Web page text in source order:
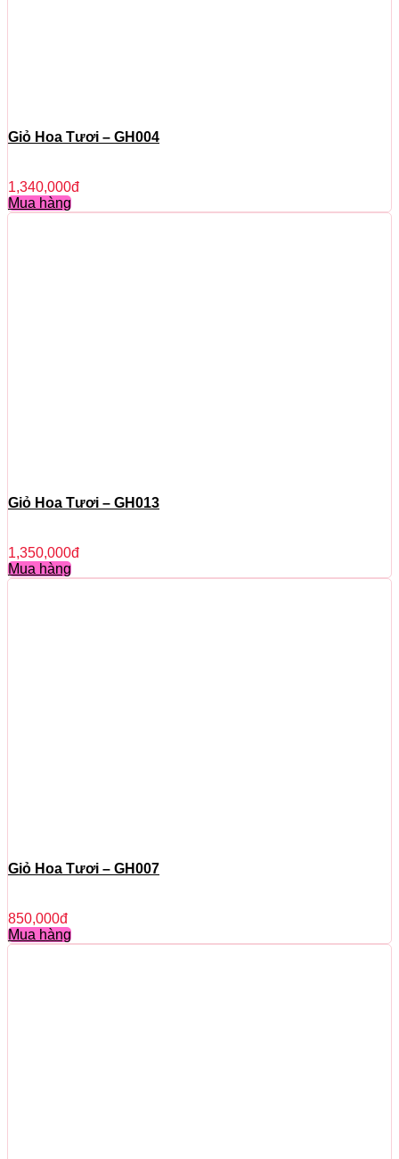
Giỏ Hoa Tươi – GH004
1,340,000đ
Mua hàng
Giỏ Hoa Tươi – GH013
1,350,000đ
Mua hàng
Giỏ Hoa Tươi – GH007
850,000đ
Mua hàng